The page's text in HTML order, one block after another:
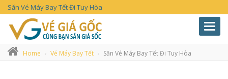
Săn Vé Máy Bay Tết Đi Tuy Hòa
Home Vé Máy Bay Tết Săn Vé Máy Bay Tết Đi Tuy Hòa